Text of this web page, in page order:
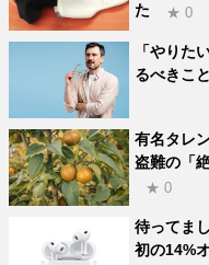
た
★ 0
「やりた
るべきこ
有名タレ
盗難の「
★ 0
待ってま
初の14%